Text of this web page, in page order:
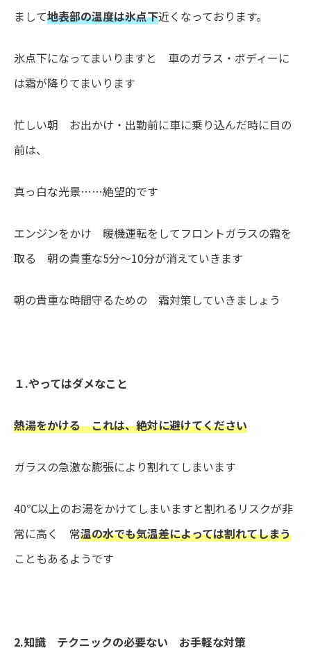
まして地表部の温度は氷点下近くなっております。
氷点下になってまいりますと 車のガラス・ボディーに
は霜が降りてまいります
忙しい朝 お出かけ・出勤前に車に乗り込んだ時に目の
前は、
真っ白な光景……絶望的です
エンジンをかけ 暖機運転をしてフロントガラスの霜を
取る 朝の貴重な5分～10分が消えていきます
朝の貴重な時間守るための 霜対策していきましょう
１.やってはダメなこと
熱湯をかける これは、絶対に避けてください
ガラスの急激な膨張により割れてしまいます
40℃以上のお湯をかけてしまいますと割れるリスクが非
常に高く 常温の水でも気温差によっては割れてしまう
こともあるようです
2.知識 テクニックの必要ない お手軽な対策